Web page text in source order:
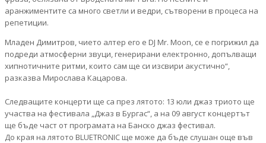
аранжиментите са много светли и ведри, сътворени в процеса на
репетиции.
Младен Димитров, чието алтер его е DJ Mr. Moon, се е погрижил да
подреди атмосферни звуци, генерирани електронно, допълващи
хипнотичните ритми, които сам ще си изсвири акустично“,
разказва Мирослава Кацарова.
Следващите концерти ще са през лятото: 13 юли джаз триото ще
участва на фестивала „Джаз в Бургас“, а на 09 август концертът
ще бъде част от програмата на Банско джаз фестивал.
До края на лятото BLUETRONIC ще може да бъде слушан още във